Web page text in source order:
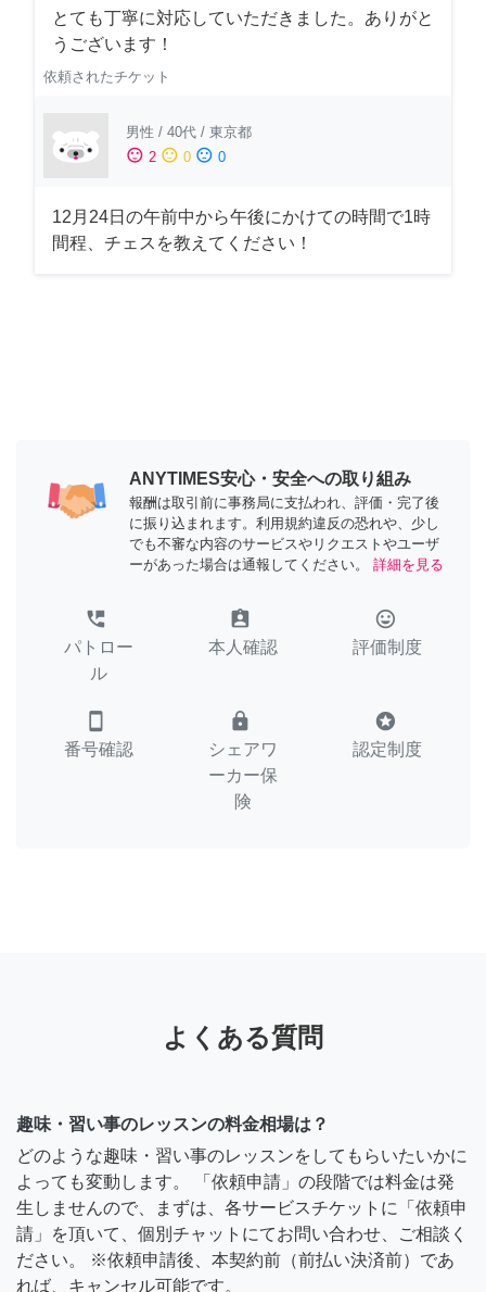
とても丁寧に対応していただきました。ありがと
うございます！
依頼されたチケット
男性 / 40代 / 東京都
sentiment_satisfied 2 sentiment_neutral 0 sentiment_dissatisfied 0
12月24日の午前中から午後にかけての時間で1時
間程、チェスを教えてください！
ANYTIMES安心・安全への取り組み
報酬は取引前に事務局に支払われ、評価・完了後
に振り込まれます。利用規約違反の恐れや、少し
でも不審な内容のサービスやリクエストやユーザ
ーがあった場合は通報してください。
詳細を見る
perm_phone_msg
パトロー
ル
assignment_ind
本人確認
tag_faces
評価制度
smartphone
番号確認
lock
シェアワ
ーカー保
険
stars
認定制度
よくある質問
趣味・習い事のレッスンの料金相場は？
どのような趣味・習い事のレッスンをしてもらいたいかに
よっても変動します。 「依頼申請」の段階では料金は発
生しませんので、まずは、各サービスチケットに「依頼申
請」を頂いて、個別チャットにてお問い合わせ、ご相談く
ださい。 ※依頼申請後、本契約前（前払い決済前）であ
れば、キャンセル可能です。